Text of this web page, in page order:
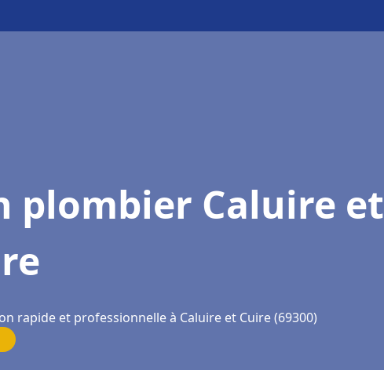
plombier Caluire et
rapide et professionnelle à Caluire et Cuire (69300)